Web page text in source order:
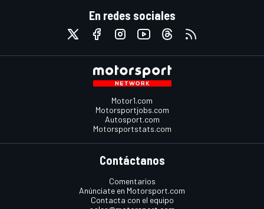
En redes sociales
Motor1.com
Motorsportjobs.com
Autosport.com
Motorsportstats.com
Contáctanos
Comentarios
Anúnciate en Motorsport.com
Contacta con el equipo